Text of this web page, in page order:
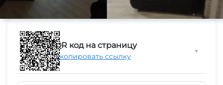
QR код на страницу
Скопировать ссылку
▼